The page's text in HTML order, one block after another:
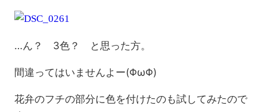
…ん？ 3色？ と思った方。
間違ってはいませんよー(ΦωΦ)
花弁のフチの部分に色を付けたのも試してみたので